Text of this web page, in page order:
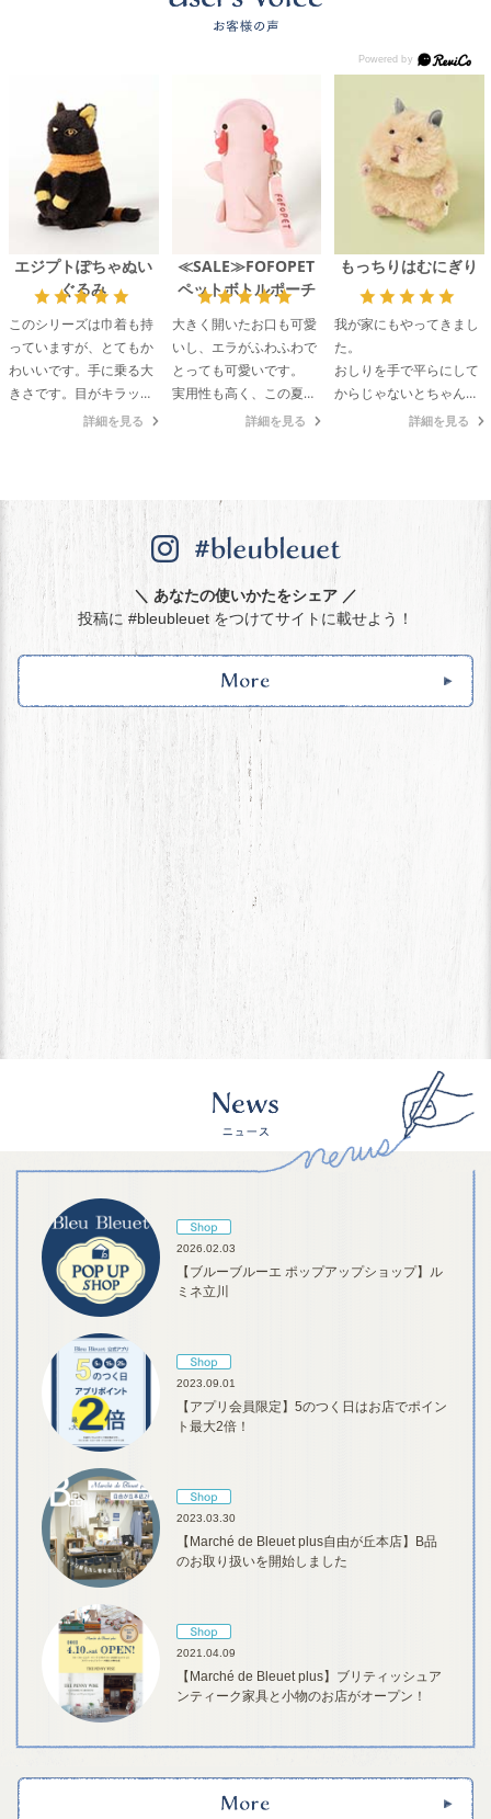
エジプトぽちゃぬい
ぐるみ
詳細を見る
このシリーズは巾着も持
っていますが、とてもか
わいいです。手に乗る大
きさです。目がキラッと
していて良いです。
≪SALE≫FOFOPET
ペットボトルポーチ
詳細を見る
大きく開いたお口も可愛
いし、エラがふわふわで
とっても可愛いです。
実用性も高く、この夏愛
用しています。
もっちりはむにぎり
詳細を見る
我が家にもやってきまし
た。
おしりを手で平らにして
からじゃないとちゃんと
座りませんが、それも個
＼ あなたの使いかたをシェア ／
投稿に #bleubleuet をつけてサイトに載せよう！
2026.02.03
【ブルーブルーエ ポップアップショップ】ル
ミネ立川
2023.09.01
【アプリ会員限定】5のつく日はお店でポイン
ト最大2倍！
2023.03.30
【Marché de Bleuet plus自由が丘本店】B品
のお取り扱いを開始しました
2021.04.09
【Marché de Bleuet plus】ブリティッシュア
ンティーク家具と小物のお店がオープン！